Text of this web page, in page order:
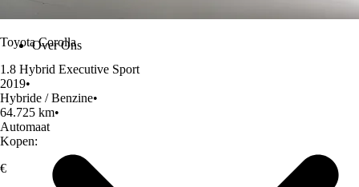
Over Ons
Toyota Corolla
1.8 Hybrid Executive Sport
2019•
Hybride / Benzine•
64.725 km•
Automaat
Kopen:
€